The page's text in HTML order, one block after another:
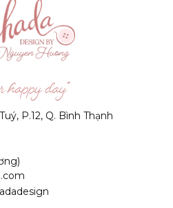
day”
P.12, Q. Bình Thạnh